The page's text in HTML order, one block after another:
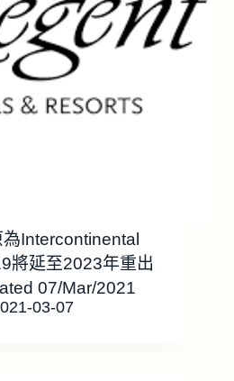
Intercontinental
將延至2023年重出
07/Mar/2021
03-07